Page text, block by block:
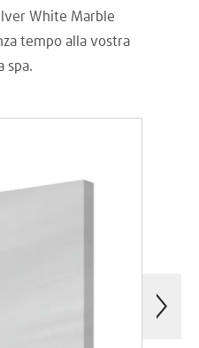
White Marble
tempo alla vostra
spa.